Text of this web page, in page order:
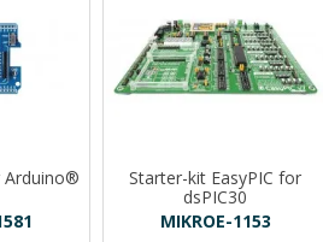
Arduino®
Starter-kit EasyPIC for
dsPIC30
MIKROE-1153